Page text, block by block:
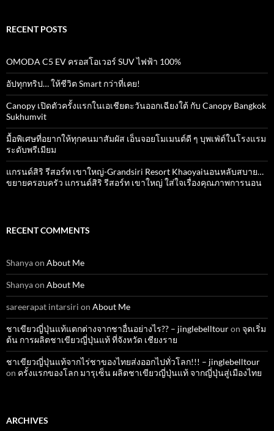
RECENT POSTS
OMODA C5 EV ครอสโอเวอร์ SUV ไฟฟ้า 100%
อัปทุกทริป… ให้ชีวิต Smart กว่าที่เคย!
Canopy เปิดตัวครั้งแรกในเอเชียตะวันออกเฉียงใต้ กับ Canopy Bangkok
Sukhumvit
มื้อพิเศษที่อยากให้ทุกคนมาสัมผัส เอ็นจอยโมเมนต์ดี ๆ บุพเฟ่ต์ในโรงแรม
ระดับพรีเมียม
แกรนด์สิริ​ รีสอร์ท​ เขาใหญ่​-Grandsiri​ Resort​ Khaoyaiนอนหลับสบาย…
ขยายครอบครัว แกรนด์สิริ รีสอร์ท เขาใหญ่ ใส่ใจเรื่องคุณภาพการนอน
RECENT COMMENTS
Shanyaon About Me
Shanyaon About Me
sareerapat intarsiri on About Me
ชาเขียวญี่ปุ่นแท้แตกต่างจากชาอื่นอย่างไร?? – jinglebelltouron จุดเริ่ม
ต้น การผลิตชาเขียวญี่ปุ่นแท้ ที่จังหวัด เชียงราย
ชาเขียวญี่ปุ่นแท้จากไร่ชาของไทยส่งออกไปทั่วโลก!!! – jinglebelltour
on ครั้งแรกของโลก มารุเซ็น ผลิตชาเขียวญี่ปุ่นแท้ จากญี่ปุ่นสู่เมืองไทย
ARCHIVES